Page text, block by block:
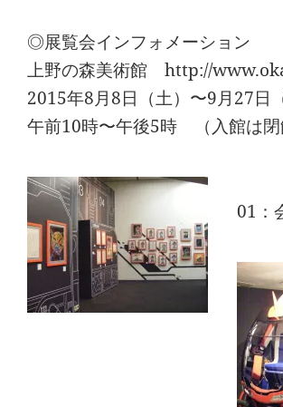
◎展覧会インフォメーション
上野の森美術館 http://
2015年8月8日（土）〜9月27
午前10時〜午後5時 （入館は
01：